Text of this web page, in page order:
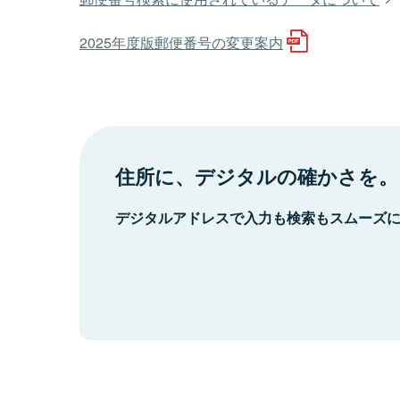
2025年度版郵便番号の変更案内
住所に、デジタルの確かさを。
デジタルアドレスで入力も検索もスムーズ